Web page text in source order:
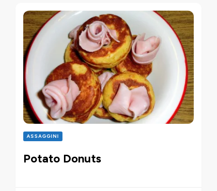
ASSAGGINI
Potato Donuts